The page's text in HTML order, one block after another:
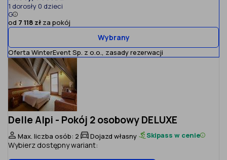
1 dorosły 0 dzieci
G
od 7 118 zł za pokój
Wybrany
Oferta WinterEvent Sp. z o.o., zasady rezerwacji
Delle Alpi - Pokój 2 osobowy DELUXE
Max. liczba osób: 2 Dojazd własny Skipass w cenie
Wybierz dostępny wariant: